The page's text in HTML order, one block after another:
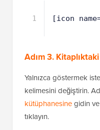
1 [icon
Adım 3.
Yalnızca göstermek
kelimesini değiştirin.
kütüphanesinegidin
tıklayın.